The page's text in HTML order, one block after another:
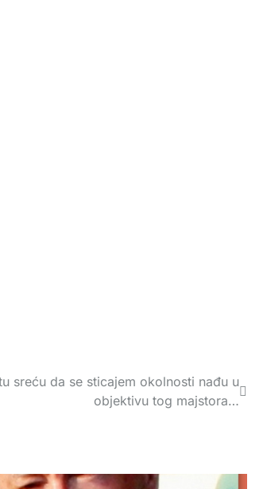
sreću da se sticajem okolnosti nađu u
objektivu tog majstora…